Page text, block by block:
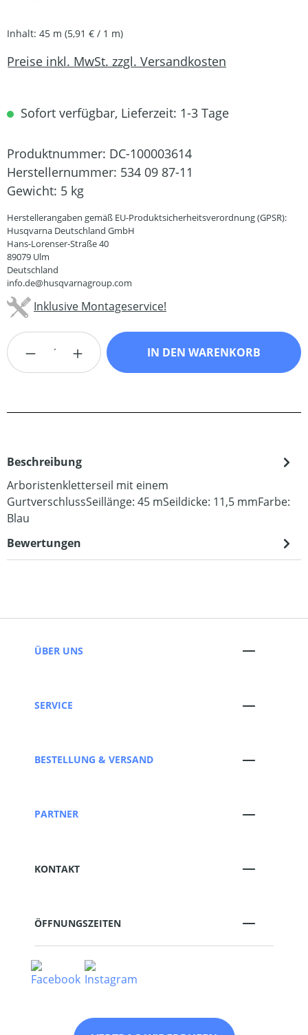
Inhalt: 45 m (5,91 € / 1 m)
Preise inkl. MwSt. zzgl. Versandkosten
Sofort verfügbar, Lieferzeit: 1-3 Tage
Produktnummer: DC-100003614
Herstellernummer: 534 09 87-11
Gewicht: 5 kg
Herstellerangaben gemäß EU-Produktsicherheitsverordnung (GPSR):
Husqvarna Deutschland GmbH
Hans-Lorenser-Straße 40
89079 Ulm
Deutschland
info.de@husqvarnagroup.com
Inklusive Montageservice!
Produkt Anzahl: Gib den gewünschten
IN DEN WARENKORB
Beschreibung
Arboristenkletterseil mit einem
GurtverschlussSeillänge: 45 mSeildicke: 11,5 mmFarbe:
Blau
Bewertungen
ÜBER UNS
SERVICE
BESTELLUNG & VERSAND
PARTNER
KONTAKT
ÖFFNUNGSZEITEN